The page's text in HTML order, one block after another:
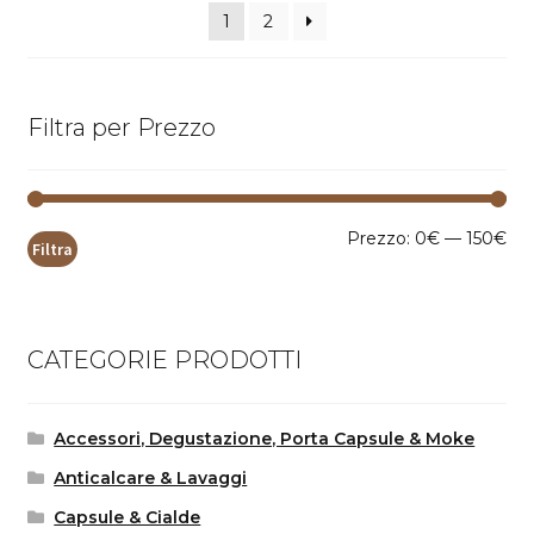
1 2
Filtra per Prezzo
Filtra Prezzo: 0€ —150€
CATEGORIE PRODOTTI
Accessori, Degustazione, Porta Capsule & Moke
Anticalcare & Lavaggi
Capsule & Cialde